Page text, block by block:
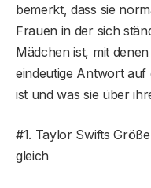
bemerkt, dass sie
Frauen in der sich
Mädchen ist, mit
eindeutige Antwort auf
ist und was sie über
#1. Taylor Swifts
gleich